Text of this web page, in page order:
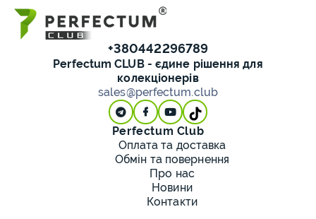
+380442296789
Perfectum CLUB - єдине рішення для
колекціонерів
sales@perfectum.club
Perfectum Club
Оплата та доставка
Обмін та повернення
Про нас
Новини
Контакти